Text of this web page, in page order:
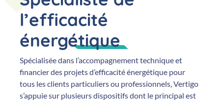
l’efficacité
énergétique
Spécialisée dans l’accompagnement technique et
financier des projets d’efficacité énergétique pour
tous les clients particuliers ou professionnels, Vertigo
s’appuie sur plusieurs dispositifs dont le principal est